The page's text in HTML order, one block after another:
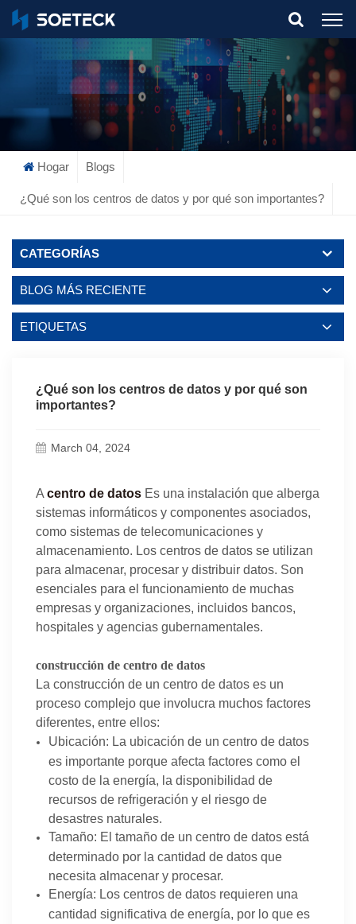
What Are You Looking For?
Hogar Blogs
¿Qué son los centros de datos y por qué son importantes?
CATEGORÍAS
BLOG MÁS RECIENTE
ETIQUETAS
¿Qué son los centros de datos y por qué son
importantes?
March 04, 2024
Acentro de datos Es una instalación que alberga
sistemas informáticos y componentes asociados,
como sistemas de telecomunicaciones y
almacenamiento. Los centros de datos se utilizan
para almacenar, procesar y distribuir datos. Son
esenciales para el funcionamiento de muchas
empresas y organizaciones, incluidos bancos,
hospitales y agencias gubernamentales.
construcción de centro de datos
La construcción de un centro de datos es un
proceso complejo que involucra muchos factores
diferentes, entre ellos:
Ubicación: La ubicación de un centro de datos
es importante porque afecta factores como el
costo de la energía, la disponibilidad de
recursos de refrigeración y el riesgo de
desastres naturales.
Tamaño: El tamaño de un centro de datos está
determinado por la cantidad de datos que
necesita almacenar y procesar.
Energía: Los centros de datos requieren una
cantidad significativa de energía, por lo que es